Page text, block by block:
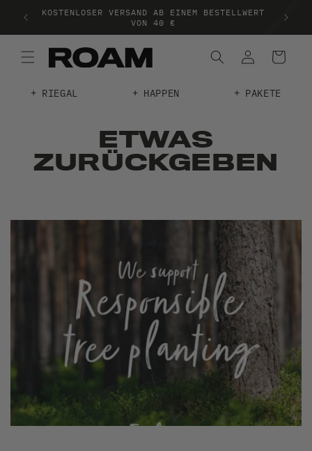
KOSTENLOSER VERSAND AB EINEM BESTELLWERT
VON 40 €
RIEGAL HAPPEN PAKETE
ETWAS
ZURÜCKGEBEN